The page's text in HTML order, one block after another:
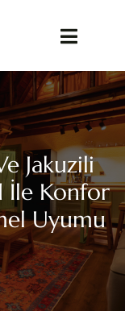
Jakuzili
İle Konfor
Uyumu